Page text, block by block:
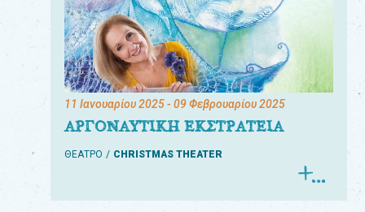
11 Ιανουαρίου 2025- 09 Φεβρουαρίου 2025
ΑΡΓΟΝΑΥΤΙΚΗ ΕΚΣΤΡΑΤΕΙΑ
ΘΕΑΤΡΟ CHRISTMAS THEATER